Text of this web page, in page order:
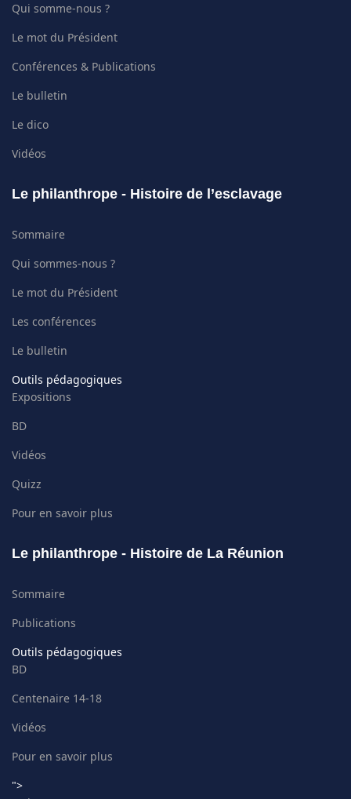
Qui somme-nous ?
Le mot du Président
Conférences & Publications
Le bulletin
Le dico
Vidéos
Le philanthrope - Histoire de l’esclavage
Sommaire
Qui sommes-nous ?
Le mot du Président
Les conférences
Le bulletin
Outils pédagogiques
Expositions
BD
Vidéos
Quizz
Pour en savoir plus
Le philanthrope - Histoire de La Réunion
Sommaire
Publications
Outils pédagogiques
BD
Centenaire 14-18
Vidéos
Pour en savoir plus
">